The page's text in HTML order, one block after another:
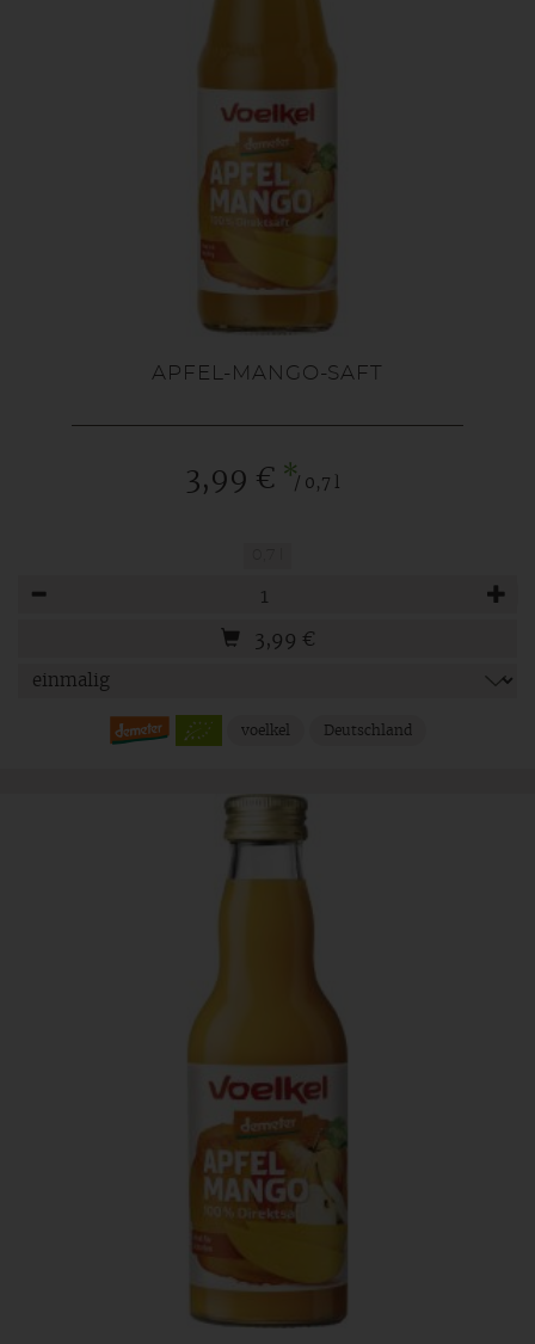
APFEL-MANGO-SAFT
3,99 € */ 0,7 l
3,99 €
voelkel Deutschland